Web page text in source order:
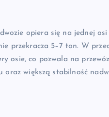
opiera się na jednej osi
przekracza 5–7 ton. W
osie, co pozwala na
oraz większą stabilność